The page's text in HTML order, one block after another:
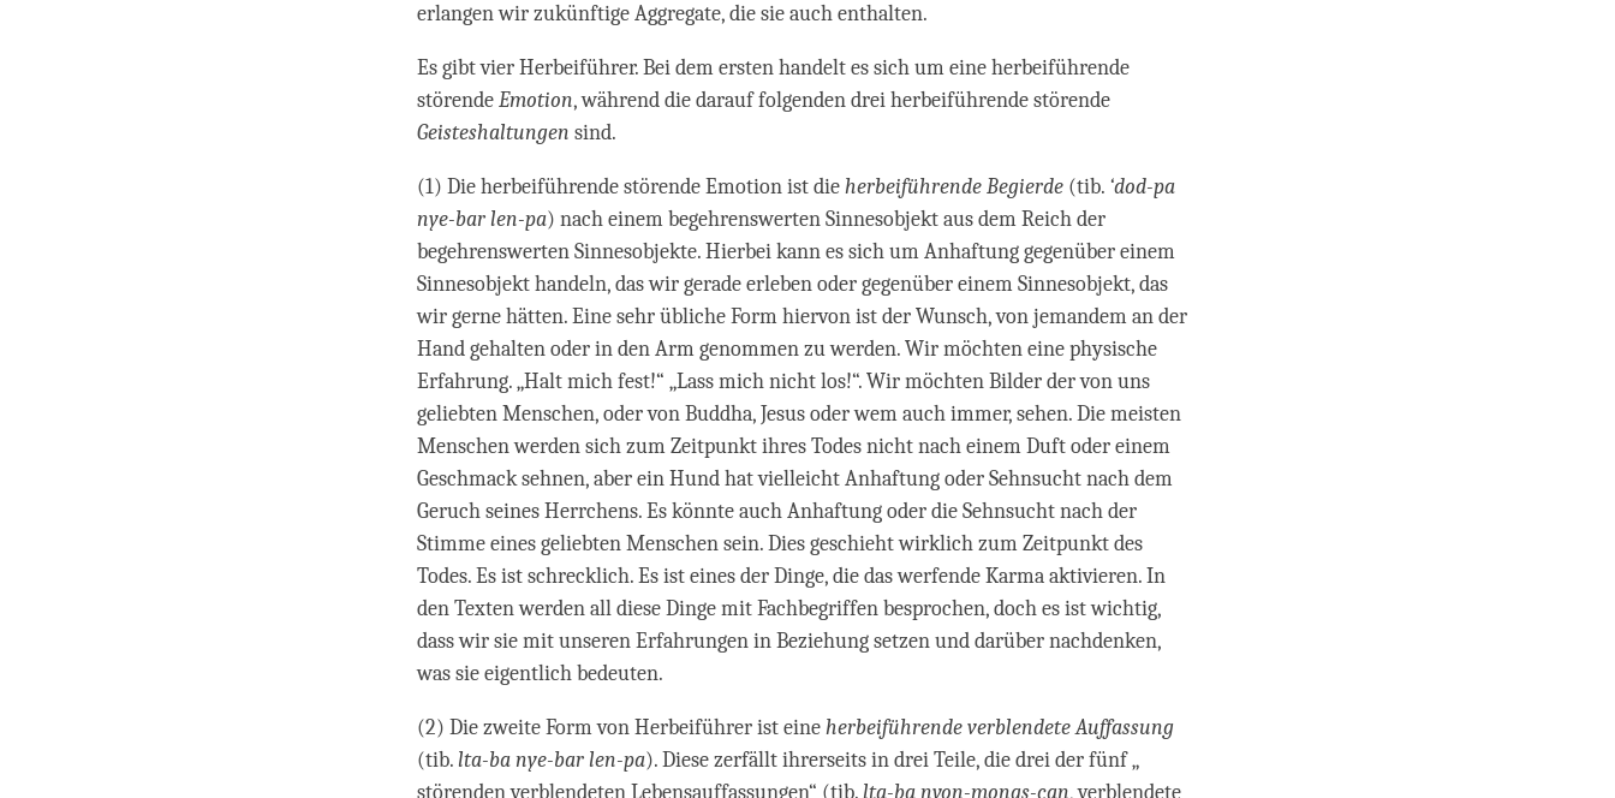
erlangen wir zukünftige Aggregate, die sie auch enthalten.
Es gibt vier Herbeiführer. Bei dem ersten handelt es sich um eine herbeiführende
störendeEmotion, während die darauf folgenden drei herbeiführende störende
Geisteshaltungen sind.
(1) Die herbeiführende störende Emotion ist dieherbeiführende Begierde (tib. ‘dod-pa
nye-bar len-pa) nach einem begehrenswerten Sinnesobjekt aus dem Reich der
begehrenswerten Sinnesobjekte. Hierbei kann es sich um Anhaftung gegenüber einem
Sinnesobjekt handeln, das wir gerade erleben oder gegenüber einem Sinnesobjekt, das
wir gerne hätten. Eine sehr übliche Form hiervon ist der Wunsch, von jemandem an der
Hand gehalten oder in den Arm genommen zu werden. Wir möchten eine physische
Erfahrung. „Halt mich fest!“ „Lass mich nicht los!“. Wir möchten Bilder der von uns
geliebten Menschen, oder von Buddha, Jesus oder wem auch immer, sehen. Die meisten
Menschen werden sich zum Zeitpunkt ihres Todes nicht nach einem Duft oder einem
Geschmack sehnen, aber ein Hund hat vielleicht Anhaftung oder Sehnsucht nach dem
Geruch seines Herrchens. Es könnte auch Anhaftung oder die Sehnsucht nach der
Stimme eines geliebten Menschen sein. Dies geschieht wirklich zum Zeitpunkt des
Todes. Es ist schrecklich. Es ist eines der Dinge, die das werfende Karma aktivieren. In
den Texten werden all diese Dinge mit Fachbegriffen besprochen, doch es ist wichtig,
dass wir sie mit unseren Erfahrungen in Beziehung setzen und darüber nachdenken,
was sie eigentlich bedeuten.
(2) Die zweite Form von Herbeiführer ist eineherbeiführende verblendete Auffassung
(tib. lta-ba nye-bar len-pa). Diese zerfällt ihrerseits in drei Teile, die drei der fünf „
störenden verblendeten Lebensauffassungen“ (tib. lta-ba nyon-mongs-can, verblendete